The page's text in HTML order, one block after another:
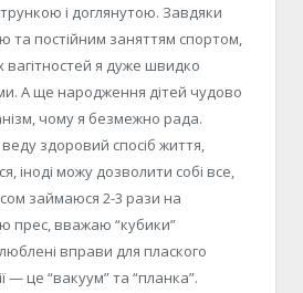
і доглянутою. Завдяки
та постійним заняттям спортом,
вагітностей я дуже швидко
А ще народження дітей чудово
чому я безмежно рада.
здоровий спосіб життя,
іноді можу дозволити собі все,
займаюся 2-3 рази на
прес, вважаю “кубики”
вправи для плаского
— це “вакуум” та “планка”.